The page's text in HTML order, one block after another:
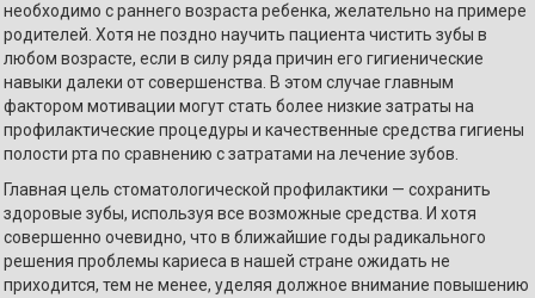
необходимо с раннего возраста ребенка, желательно на примере
родителей. Хотя не поздно научить пациента чистить зубы в
любом возрасте, если в силу ряда причин его гигиенические
навыки далеки от совершенства. В этом случае главным
фактором мотивации могут стать более низкие затраты на
профилактические процедуры и качественные средства гигиены
полости рта по сравнению с затратами на лечение зубов.
Главная цель стоматологической профилактики — сохранить
здоровые зубы, используя все возможные средства. И хотя
совершенно очевидно, что в ближайшие годы радикального
решения проблемы кариеса в нашей стране ожидать не
приходится, тем не менее, уделяя должное внимание повышению